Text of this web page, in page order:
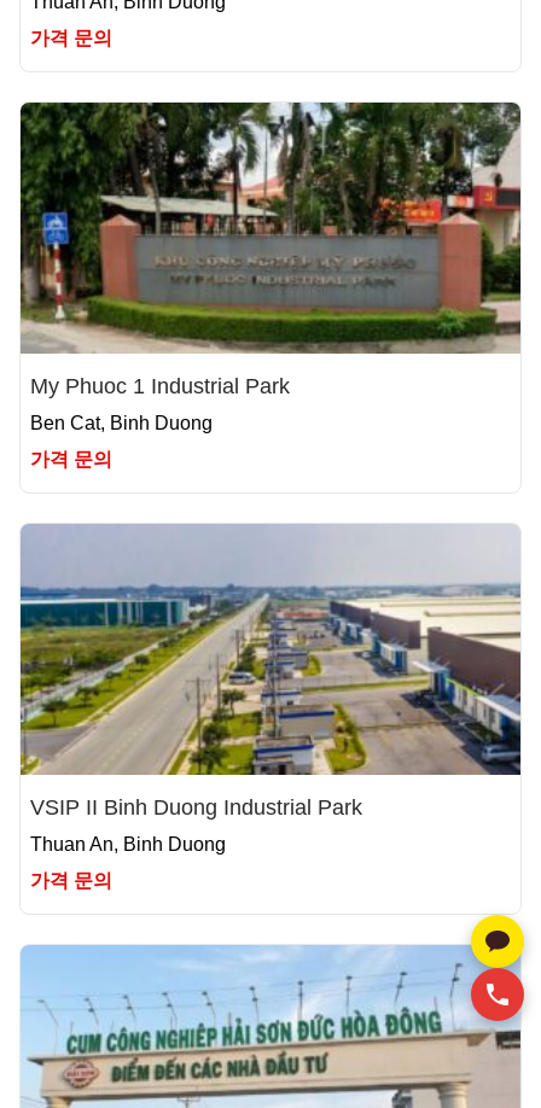
가격 문의
My Phuoc 1 Industrial Park
Ben Cat, Binh Duong
가격 문의
VSIP II Binh Duong Industrial Park
Thuan An, Binh Duong
가격 문의